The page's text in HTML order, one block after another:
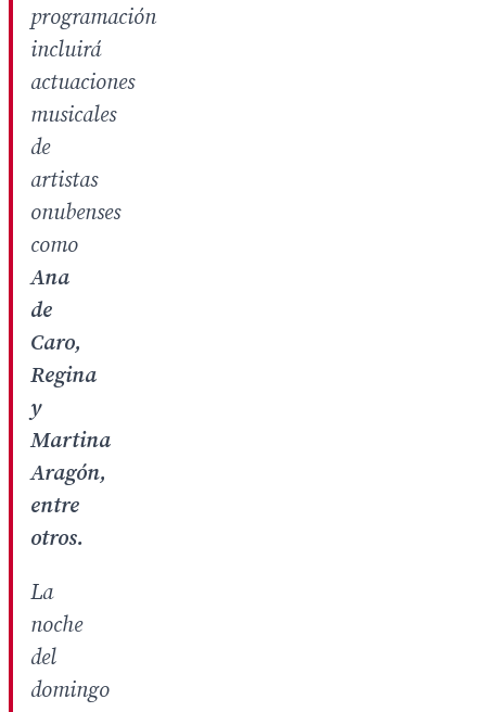
programación
incluirá
actuaciones
musicales
de
artistas
onubenses
como
Ana
de
Caro,
Regina
y
Martina
Aragón,
entre
otros.
La
noche
del
domingo